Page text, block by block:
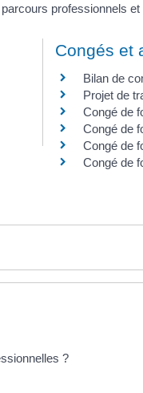
professionnels
Congés et
Bilan de
Projet de
Congé de
Congé de
Congé de
Congé de
?